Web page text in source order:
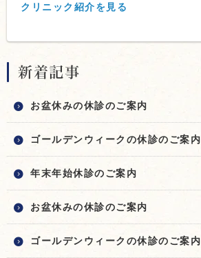
クリニック紹介を見る
新着記事
お盆休みの休診のご案内
ゴールデンウィークの休診のご案内
年末年始休診のご案内
お盆休みの休診のご案内
ゴールデンウィークの休診のご案内